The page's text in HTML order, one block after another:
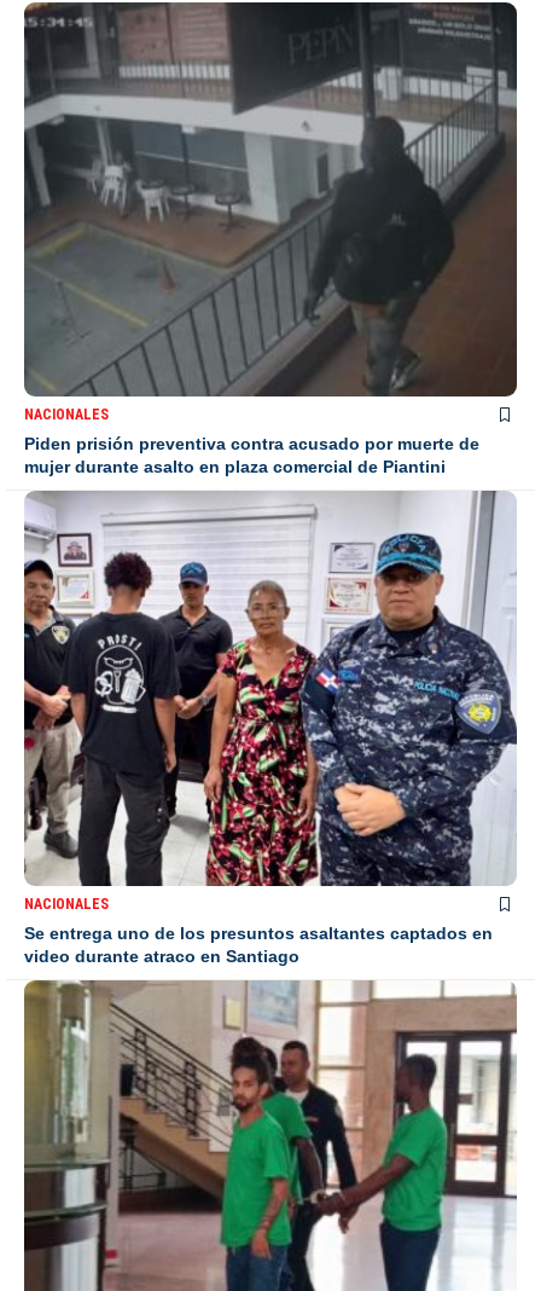
NACIONALES
Piden prisión preventiva contra acusado por muerte de
mujer durante asalto en plaza comercial de Piantini
NACIONALES
Se entrega uno de los presuntos asaltantes captados en
video durante atraco en Santiago